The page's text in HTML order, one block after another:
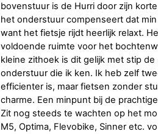
bovenstuur is de Hurri door zijn
het onderstuur compenseert dat
want het fietsje rijdt heerlijk relaxt.
voldoende ruimte voor het
kleine zithoek is dit gelijk met stip
onderstuur die ik ken. Ik heb zelf
efficienter is, maar fietsen zonder
charme. Een minpunt bij de
Zit nog steeds te wachten op het
M5, Optima, Flevobike, Sinner etc.